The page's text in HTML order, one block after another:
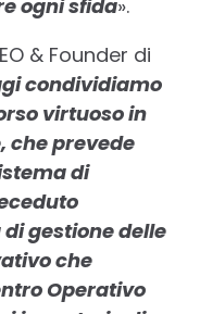
ogni sfida».
& Founder di
condividiamo
virtuoso in
che prevede
di
gestione delle
che
Operativo